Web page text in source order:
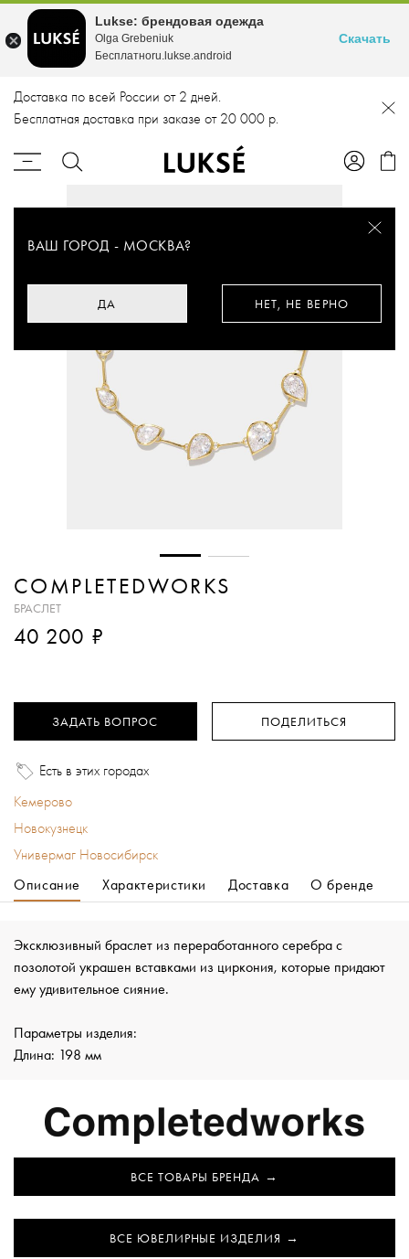
Доставка по всей России от 2 дней.
Бесплатная доставка при заказе от 20 000 р.
ВАШ ГОРОД - МОСКВА?
ДА НЕТ, НЕ ВЕРНО
COMPLETEDWORKS
БРАСЛЕТ
40 200 ₽
ЗАДАТЬ ВОПРОС ПОДЕЛИТЬСЯ
Есть в этих городах
Кемерово
Новокузнецк
Универмаг Новосибирск
Описание
Характеристики Доставка О бренде
Эксклюзивный браслет из переработанного серебра с
позолотой украшен вставками из циркония, которые придают
ему удивительное сияние.
Параметры изделия:
Длина: 198 мм
ВСЕ ТОВАРЫ БРЕНДА
ВСЕ ЮВЕЛИРНЫЕ ИЗДЕЛИЯ
Lukse: брендовая одежда
Olga Grebeniuk
Бесплатноru.lukse.android
Скачать